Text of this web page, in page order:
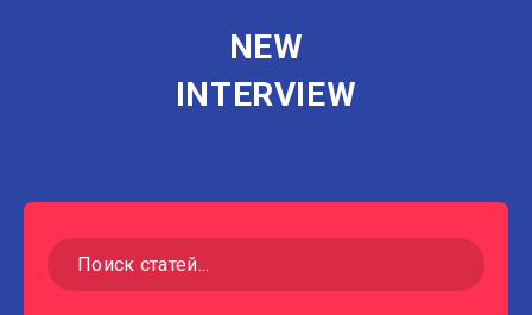
NEW
INTERVIEW